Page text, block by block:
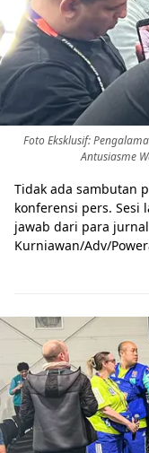
Foto Eksklusif:
Antusiasme
Tidak ada sambutan
konferensi pers. Sesi
jawab dari para
Kurniawan/Adv/